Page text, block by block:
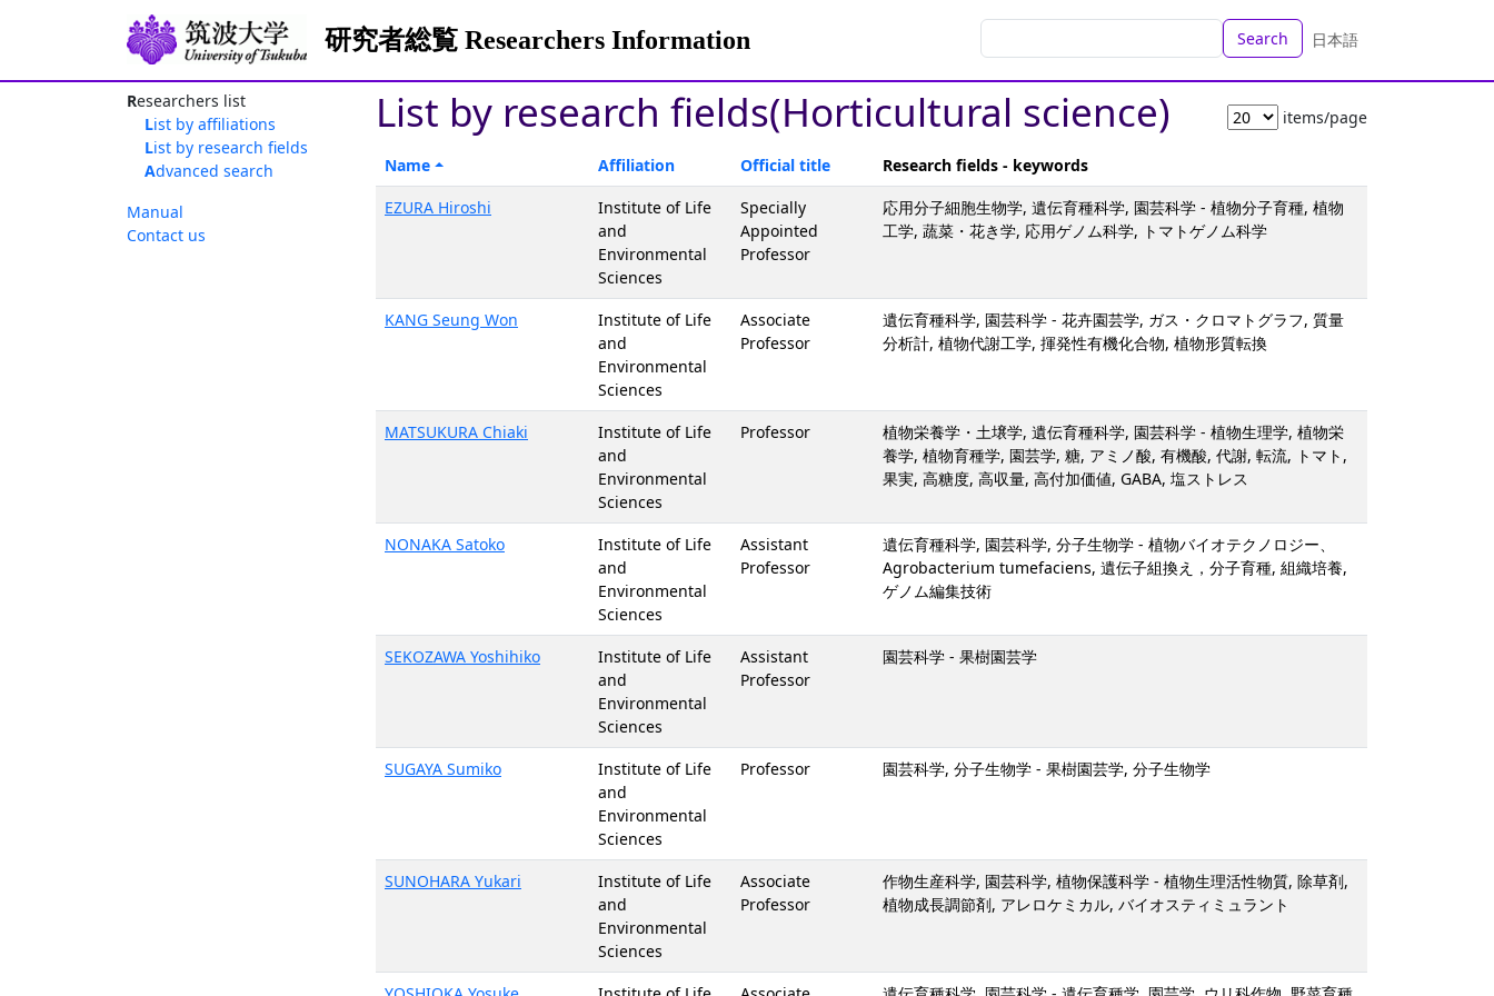
研究者総覧 Researchers Information Search 日本語
Researchers list
List by affiliations
List by research fields
Advanced search
Manual
Contact us
List by research fields(Horticultural science) items/page
Name Affiliation Official title
Research fields - keywords
EZURA Hiroshi
Institute of Life
and
Environmental
Sciences
Specially
Appointed
Professor
応用分子細胞生物学, 遺伝育種科学, 園芸科学 - 植物分子育種, 植物
工学, 蔬菜・花き学, 応用ゲノム科学, トマトゲノム科学
KANG Seung Won
Institute of Life
and
Environmental
Sciences
Associate
Professor
遺伝育種科学, 園芸科学 - 花卉園芸学, ガス・クロマトグラフ, 質量
分析計, 植物代謝工学, 揮発性有機化合物, 植物形質転換
MATSUKURA Chiaki
Institute of Life
and
Environmental
Sciences
Professor
植物栄養学・土壌学, 遺伝育種科学, 園芸科学 - 植物生理学, 植物栄
養学, 植物育種学, 園芸学, 糖, アミノ酸, 有機酸, 代謝, 転流, トマト,
果実, 高糖度, 高収量, 高付加価値, GABA, 塩ストレス
NONAKA Satoko
Institute of Life
and
Environmental
Sciences
Assistant
Professor
遺伝育種科学, 園芸科学, 分子生物学 - 植物バイオテクノロジー、
Agrobacterium tumefaciens, 遺伝子組換え，分子育種, 組織培養,
ゲノム編集技術
SEKOZAWA Yoshihiko
Institute of Life
and
Environmental
Sciences
Assistant
Professor
園芸科学 - 果樹園芸学
SUGAYA Sumiko
Institute of Life
and
Environmental
Sciences
Professor 園芸科学, 分子生物学 - 果樹園芸学, 分子生物学
SUNOHARA Yukari
Institute of Life
and
Environmental
Sciences
Associate
Professor
作物生産科学, 園芸科学, 植物保護科学 - 植物生理活性物質, 除草剤,
植物成長調節剤, アレロケミカル, バイオスティミュラント